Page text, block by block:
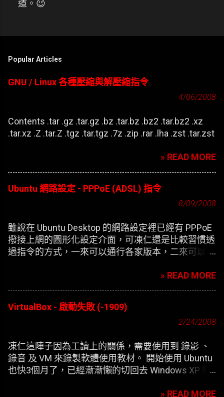
張
道。😉
Popular Articles
GNU / Linux 各種壓縮與解壓縮指令
4/06/2008
Contents .tar .gz .tar.gz .bz .tar.bz .bz2 .tar.bz2 .xz
.tar.xz .Z .tar.Z .tgz .tar.tgz .7z .zip .rar .lha .zst .tar.zst
» READ MORE
Ubuntu 網路設定 - PPPoE (ADSL) 指令
8/09/2008
雖說在 Ubuntu Desktop 的網路設定裡已經有 PPPoE
撥接上網的圖形化設定介面，可凍仁還是比較習慣透
過指令的方式，一來可以通行各家版本，二來可以在
» READ MORE
VirtualBox - 啟動失敗 (-1909)
2/24/2008
凍仁這陣子因為工讀上的關係，需要使用到 錄影 、
錄音 及 VM 來錄製軟體使用教材。 開始使用 Ubuntu
也快3個月了，已經漸漸懶的切回去 Windows XP 啊
案。 一開始要安裝 VirtualBox 凍仁是使用應用程式選
» READ MORE